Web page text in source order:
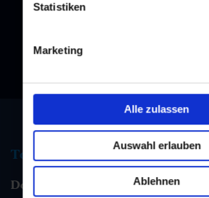
Statistiken
Marketing
Alle zulassen
Auswahl erlauben
Ablehnen
Tourist information
Dorfgastein